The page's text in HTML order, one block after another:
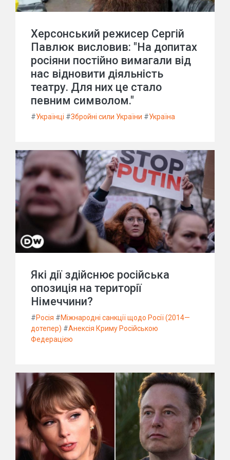
Херсонський режисер Сергій
Павлюк висловив: "На допитах
росіяни постійно вимагали від
нас відновити діяльність
театру. Для них це стало
певним символом."
#Українці #Збройні сили України #Україна
Які дії здійснює російська
опозиція на території
Німеччини?
#Росія #Міжнародні санкції щодо Росії (2014—
дотепер) #Анексія Криму Російською
Федерацією